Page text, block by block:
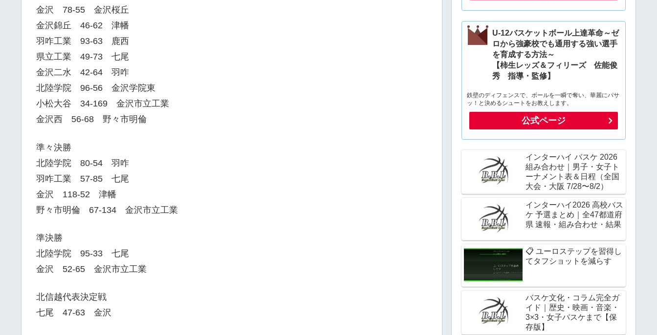
金沢 78-55 金沢桜丘
金沢錦丘 46-62 津幡
羽咋工業 93-63 鹿西
県立工業 49-73 七尾
金沢二水 42-64 羽咋
北陸学院 96-56 金沢学院東
小松大谷 34-169 金沢市立工業
金沢西 56-68 野々市明倫
準々決勝
北陸学院 80-54 羽咋
羽咋工業 57-85 七尾
金沢 118-52 津幡
野々市明倫 67-134 金沢市立工業
準決勝
北陸学院 95-33 七尾
金沢 52-65 金沢市立工業
北信越代表決定戦
七尾 47-63 金沢
U-12バスケットボール上達革命～ゼ
ロから強豪校でも通用する強い選手
を育成する方法～
【柿生レッズ＆フィリーズ 佐能俊
秀 指導・監修】
鉄壁のディフェンスで、ボールを一瞬で奪い、華麗にパサ
ッ！と決めるシュートをお教えします。
公式ページ
インターハイ バスケ 2026
組み合わせ｜男子・女子ト
ーナメント表＆日程（全国
大会・大阪 7/28〜8/2）
インターハイ2026 高校バス
ケ 予選まとめ｜全47都道府
県 速報・組み合わせ・結果
📋 ユーロステップを習得し
てタフショットを減らす
バスケ文化・コラム完全ガ
イド｜歴史・映画・音楽・
3×3・女子バスケまで【保
存版】